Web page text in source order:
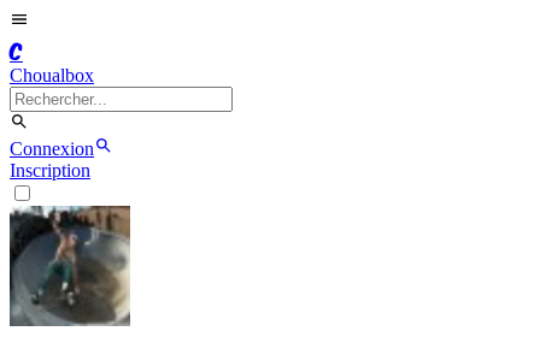
C
Choualbox
Connexion
Inscription